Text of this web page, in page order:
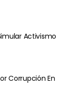
Activismo
Corrupción En